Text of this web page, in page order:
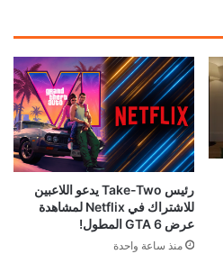
رئيس Take-Two يدعو اللاعبين
للاشتراك في Netflix لمشاهدة
عرض GTA 6 المطول!
منذ ساعة واحدة